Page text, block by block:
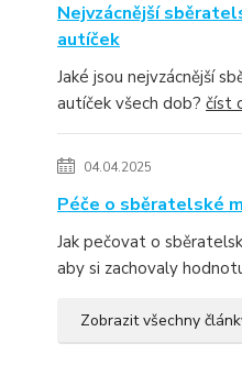
Nejvzácnější
autíček
Jaké jsou nejvzácnější
autíček všech dob? číst
04.04.2025
Péče o sběratelské
Jak pečovat o
aby si zachovaly
Zobrazit všechny